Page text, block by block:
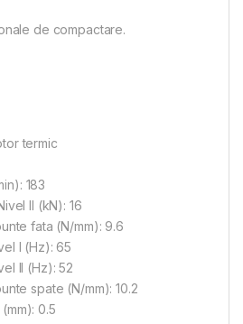
de compactare.
termic
183
II (kN): 16
fata (N/mm): 9.6
I (Hz): 65
II (Hz): 52
spate (N/mm): 10.2
0.5